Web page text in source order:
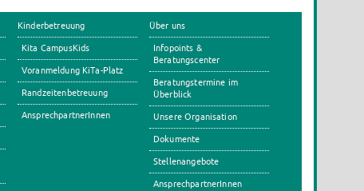
Kinderbetreuung
Kita CampusKids
Voranmeldung KiTa-Platz
Randzeitenbetreuung
AnsprechpartnerInnen
Über uns
Infopoints &
Beratungscenter
Beratungstermine im
Überblick
Unsere Organisation
Dokumente
Stellenangebote
AnsprechpartnerInnen